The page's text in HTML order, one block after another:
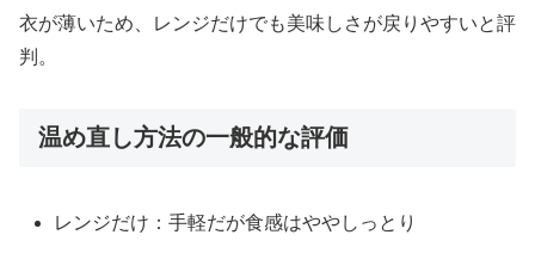
衣が薄いため、レンジだけでも美味しさが戻りやすいと評
判。
温め直し方法の一般的な評価
レンジだけ：手軽だが食感はややしっとり